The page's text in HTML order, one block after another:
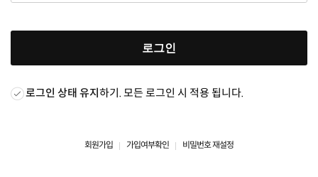
로그인
로그인 상태 유지하기. 모든 로그인 시 적용 됩니다.
회원가입 가입여부확인 비밀번호 재설정